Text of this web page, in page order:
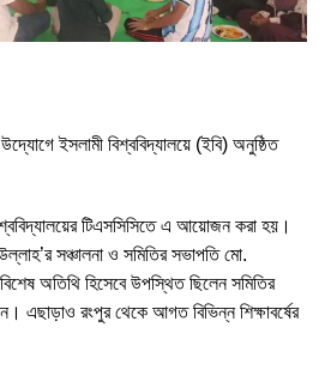
ইসলামী বিশ্ববিদ্যালয়ে (ইবি) অনুষ্ঠিত
টিএসসিসিতে এ আয়োজন করা হয়।
সঞ্চালনা ও সমিতির সভাপতি মো.
অতিথি হিসেবে উপস্থিত ছিলেন সমিতির
এছাড়াও রংপুর থেকে আগত বিভিন্ন শিক্ষাবর্ষের